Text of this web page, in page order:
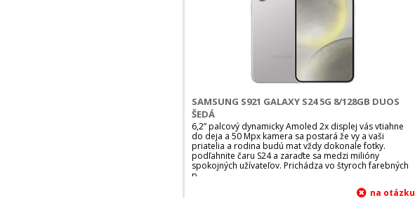
SAMSUNG S921 GALAXY S24 5G 8/128GB DUOS
ŠEDÁ
6,2” palcový dynamicky Amoled 2x displej vás vtiahne
do deja a 50 Mpx kamera sa postará že vy a vaši
priatelia a rodina budú mat vždy dokonale fotky.
podľahnite čaru S24 a zaraďte sa medzi milióny
spokojných užívateľov. Prichádza vo štyroch farebných
p